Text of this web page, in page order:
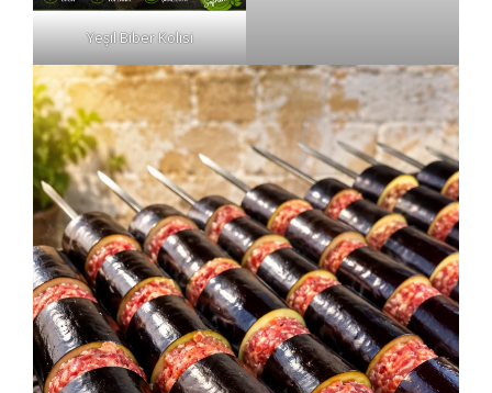
Yeşil Biber Kolisi